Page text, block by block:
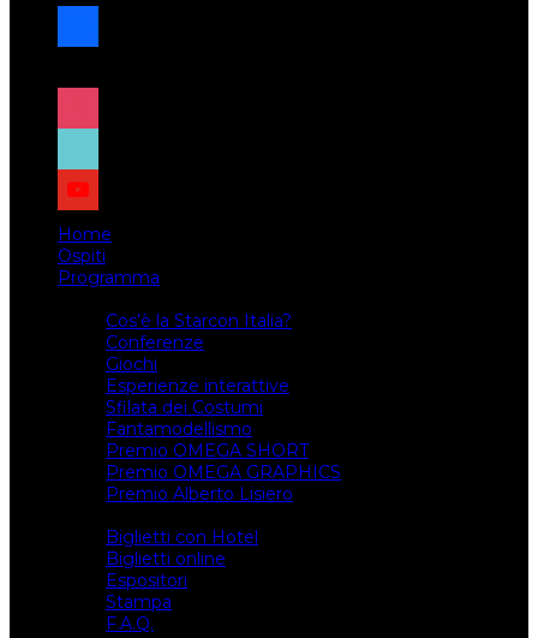
facebook
x
instagram
tiktok
youtube
Home
Ospiti
Programma
Cos’è la Starcon Italia?
Conferenze
Giochi
Esperienze interattive
Sfilata dei Costumi
Fantamodellismo
Premio OMEGA SHORT
Premio OMEGA GRAPHICS
Premio Alberto Lisiero
Biglietti con Hotel
Biglietti online
Espositori
Stampa
F.A.Q.